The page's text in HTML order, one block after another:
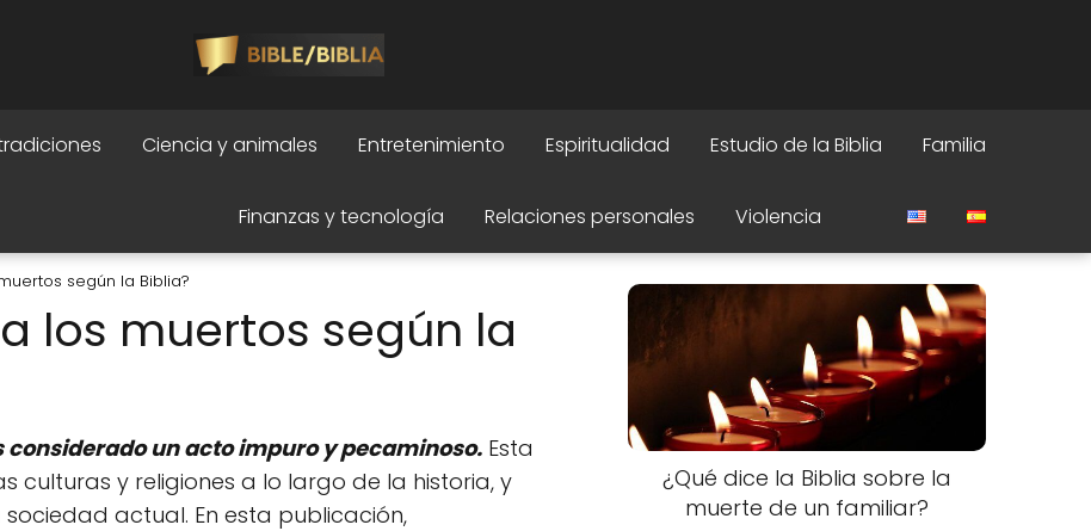
Ciencia y animales Entretenimiento Espiritualidad Estudio de la Biblia Familia
Finanzas y tecnología Relaciones personales Violencia
según la Biblia?
los muertos según la
considerado un acto impuro y pecaminoso. Esta
culturas y religiones a lo largo de la historia, y
actual. En esta publicación,
¿Qué dice la Biblia sobre la
muerte de un familiar?